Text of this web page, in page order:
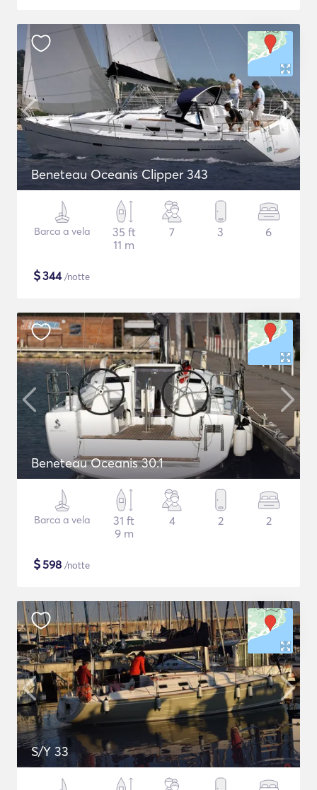
Beneteau Oceanis Clipper 343
Barca a vela
35 ft
11 m
7 3 6
$344/notte
Beneteau Oceanis 30.1
Barca a vela
31 ft
9 m
4 2 2
$598 /notte
S/Y 33